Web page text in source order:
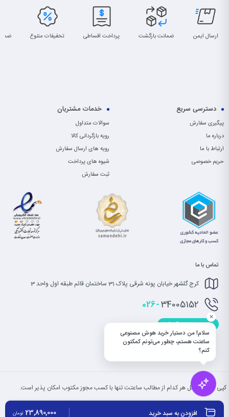
افزودن به سبد خرید 23,890,000 تومان
ارسال ایمن ضمانت بازگشت پرداخت اقساطی تخفیفات متنوع
دسترسی سریع
پیگیری سفارش
درباره ما
ارتباط با ما
حریم خصوصی
خدمات مشتریان
سوالات متداول
رویه بازگردانی کالا
رویه های ارسال سفارش
شیوه های پرداخت
ثبت سفارش
تماس با ما
کرج گلشهر خیابان پونه شرقی پلاک 31 ساختمان قائم طبقه اول واحد 3
026-34005152
info@saatet.com
کپی بخش یا کل هر کدام از مطالب ساعتت تنها با کسب مجوز مکتوب امکان پذیر است.
سلام! من دستیار خرید هوش مصنوعی
ساعتت هستم، چطور می‌تونم کمکتون
کنم؟
×